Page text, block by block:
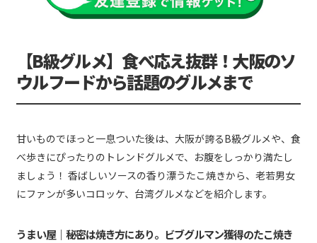
【B級グルメ】食べ応え抜群！大阪のソ
ウルフードから話題のグルメまで
甘いものでほっと一息ついた後は、大阪が誇るB級グルメや、食
べ歩きにぴったりのトレンドグルメで、お腹をしっかり満たし
ましょう！ 香ばしいソースの香り漂うたこ焼きから、老若男女
にファンが多いコロッケ、台湾グルメなどを紹介します。
うまい屋｜秘密は焼き方にあり。ビブグルマン獲得のたこ焼き